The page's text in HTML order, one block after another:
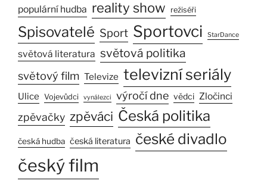
populární hudba reality show režiséři
Spisovatelé Sport Sportovci StarDance
světová literatura světová politika
světový film Televize televizní seriály
Ulice Vojevůdci vynálezci výročí dne vědci Zločinci
zpěvačky zpěváci Česká politika
česká hudba česká literatura české divadlo
český film